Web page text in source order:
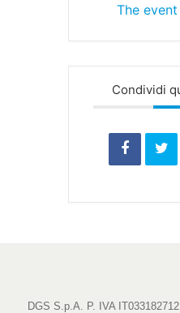
The
Condividi
DGS S.p.A. P. IVA